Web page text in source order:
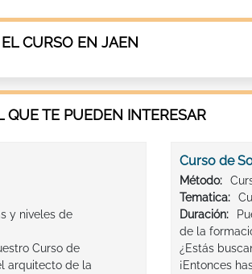
CURSO EN JAEN
TE PUEDEN INTERESAR
y niveles de
Curso de
arquitecto de la
Curso de
Método:
Tematica:
Duración:
de la
¿Estás
¡Entonces